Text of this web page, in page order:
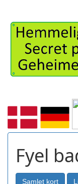
Fyel